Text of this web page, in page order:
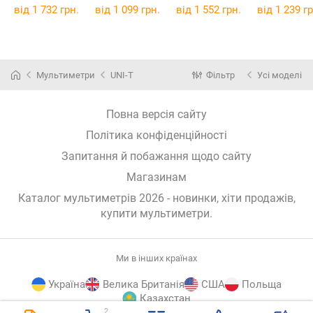
від 1 732 грн. від 1 099 грн. від 1 552 грн. від 1 239
Мультиметри UNI-T Фільтр Усі моделі
Повна версія сайту
Політика конфіденційності
Запитання й побажання щодо сайту
Магазинам
Каталог мультиметрів 2026 - новинки, хіти продажів,
купити мультиметри.
Ми в інших країнах
Україна Велика Британія США
Польща
Казахстан